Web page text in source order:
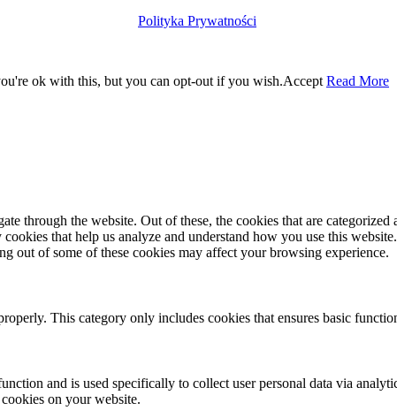
Polityka Prywatności
ok with this, but you can opt-out if you wish.Accept Read More
through the website. Out of these, the cookies that are categorized
that help us analyze and understand how you use this
out of some of these cookies may affect your browsing experience.
This category only includes cookies that ensures basic
and is used specifically to collect user personal data via
on your website.